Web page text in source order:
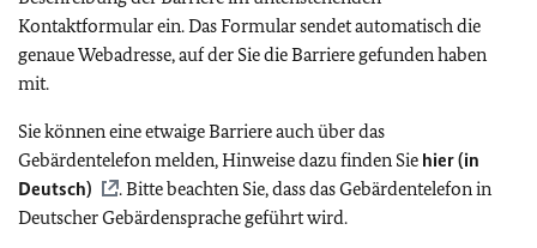
Kontaktformular ein. Das Formular sendet automatisch die
genaue Webadresse, auf der Sie die Barriere gefunden haben
mit.
Sie können eine etwaige Barriere auch über das
Gebärdentelefon melden, Hinweise dazu finden Sie hier (in
Deutsch)
. Bitte beachten Sie, dass das Gebärdentelefon in
Deutscher Gebärdensprache geführt wird.